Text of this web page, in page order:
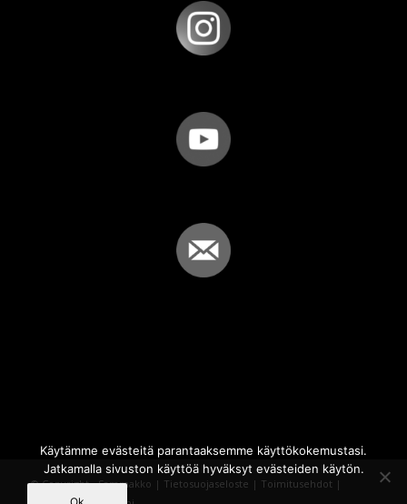
© Copyright - Sammakko | Tietosuojaseloste | Toimitusehdot |
Käytämme evästeitä parantaaksemme käyttökokemustasi.
Jatkamalla sivuston käyttöä hyväksyt evästeiden käytön.